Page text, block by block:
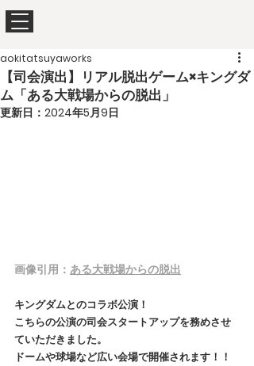
【司会演出】リアル脱出ゲーム×キングダ
ム「ある大戦場からの脱出」
aokitatsuyaworks
更新日： 2024年5月9日
画像引用： ある大戦場からの脱出
キングダムとのコラボ公演！
こちらの公演の司会スタートアップを務めさせ
ていただきました。
ドームや球場など広い会場で開催されます！！